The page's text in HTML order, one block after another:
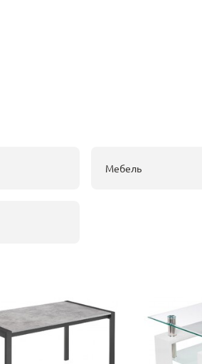
Мебель